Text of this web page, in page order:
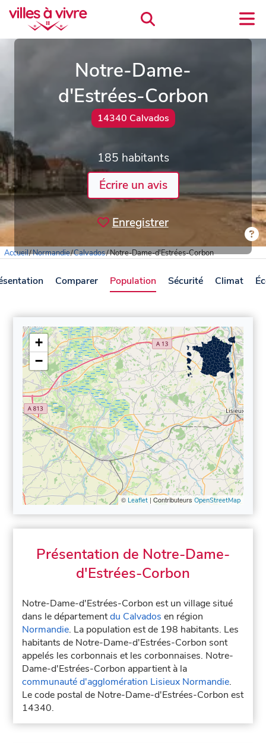
Notre-Dame-
d'Estrées-Corbon
14340 Calvados
185 habitants
Écrire un avis
Enregistrer
Accueil/Normandie/Calvados/Notre-Dame-d'Estrées-Corbon
Comparer Population Sécurité Climat
+
−
© Leaflet| Contributeurs OpenStreetMap
Présentation de Notre-Dame-
d'Estrées-Corbon
Notre-Dame-d'Estrées-Corbon est un village situé
dans le départementdu Calvados en région
Normandie. La population est de 198 habitants. Les
habitants de Notre-Dame-d'Estrées-Corbon sont
appelés les corbonnais et les corbonnaises. Notre-
Dame-d'Estrées-Corbon appartient à la
communauté d'agglomération Lisieux Normandie.
Le code postal de Notre-Dame-d'Estrées-Corbon est
14340.